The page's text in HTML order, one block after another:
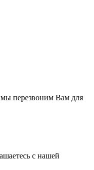
перезвоним Вам для
с нашей